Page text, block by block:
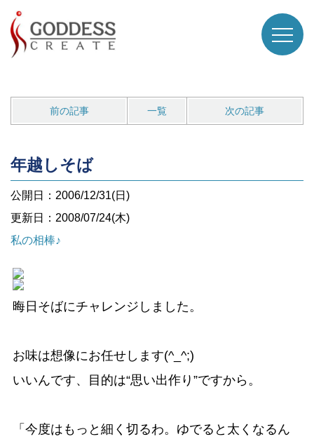
前の記事 一覧 次の記事
年越しそば
公開日：2006/12/31(日)
更新日：2008/07/24(木)
私の相棒♪
晦日そばにチャレンジしました。
お味は想像にお任せします(^_^;)
いいんです、目的は“思い出作り”ですから。
「今度はもっと細く切るわ。ゆでると太くなるん